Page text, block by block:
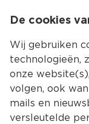
De cookies
Wij gebruiken
technologieën,
onze
volgen, ook
mails en
versleutelde